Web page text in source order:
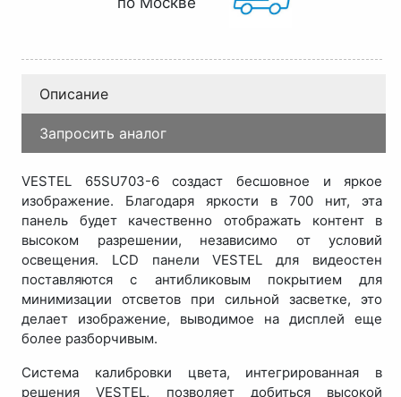
Описание
Запросить аналог
VESTEL 65SU703-6 создаст бесшовное и яркое
изображение. Благодаря яркости в 700 нит, эта
панель будет качественно отображать контент в
высоком разрешении, независимо от условий
освещения. LCD панели VESTEL для видеостен
поставляются с антибликовым покрытием для
минимизации отсветов при сильной засветке, это
делает изображение, выводимое на дисплей еще
более разборчивым.
Система калибровки цвета, интегрированная в
решения VESTEL, позволяет добиться высокой